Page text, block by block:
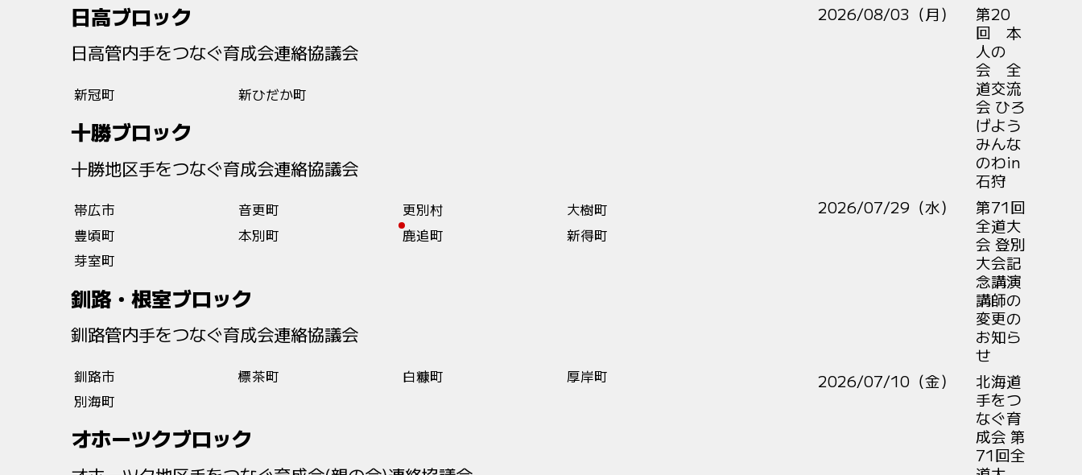
日高ブロック
日高管内手をつなぐ育成会連絡協議会
新冠町 新ひだか町
十勝ブロック
十勝地区手をつなぐ育成会連絡協議会
帯広市 音更町 更別村
大樹町
豊頃町
本別町 鹿追町
新得町
芽室町
釧路・根室ブロック
釧路管内手をつなぐ育成会連絡協議会
釧路市 標茶町 白糠町
厚岸町
別海町
オホーツクブロック
2026/08/03（月）
第20
回 本
人の
会 全
道交流
会 ひろ
げよう
みんな
のわin
石狩
2026/07/29（水）
第71回
全道大
会 登別
大会記
念講演
講師の
変更の
お知ら
せ
2026/07/10（金）
北海道
手をつ
なぐ育
成会 第
71回全